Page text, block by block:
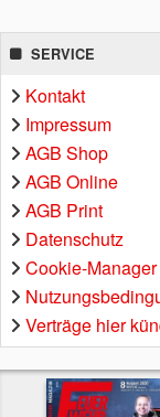
SERVICE
Kontakt
Impressum
AGB Shop
AGB Online
AGB Print
Datenschutz
Cookie-Manager
Verträge hier